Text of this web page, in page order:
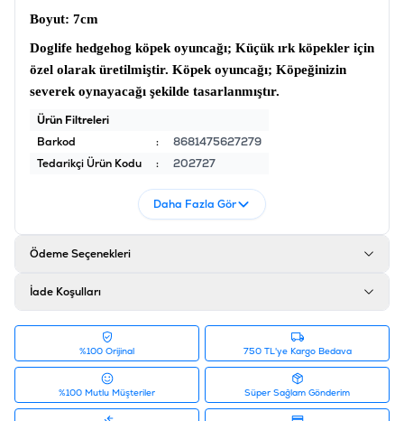
Boyut: 7cm
Doglife hedgehog köpek oyuncağı; Küçük ırk köpekler için
özel olarak üretilmiştir. Köpek oyuncağı; Köpeğinizin
severek oynayacağı şekilde tasarlanmıştır.
Ürün Filtreleri
Barkod
:
8681475627279
Tedarikçi Ürün Kodu
: 202727
Daha Fazla Gör
Ödeme Seçenekleri
İade Koşulları
%100 Orijinal 750 TL'ye Kargo Bedava
%100 Mutlu Müşteriler Süper Sağlam Gönderim